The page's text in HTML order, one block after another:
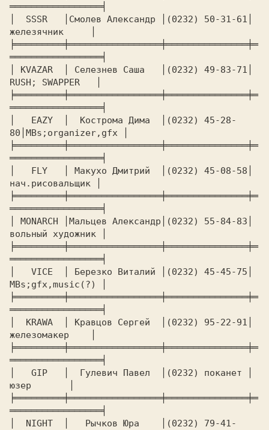
═════════════════╡
│  SSSR   │Смолев Александр │(0232) 50-31-61│
железячник     │
╞═════════╪═════════════════╪═══════════════╪═
═════════════════╡
│ KVAZAR  │ Селезнев Саша   │(0232) 49-83-71│
RUSH; SWAPPER   │
╞═════════╪═════════════════╪═══════════════╪═
═════════════════╡
│   EAZY  │  Кострома Дима  │(0232) 45-28-
80│MBs;organizer,gfx │
╞═════════╪═════════════════╪═══════════════╪═
═════════════════╡
│   FLY   │ Макухо Дмитрий  │(0232) 45-08-58│
нач.рисовальщик │
╞═════════╪═════════════════╪═══════════════╪═
═════════════════╡
│ MONARCH │Мальцев Александр│(0232) 55-84-83│
вольный художник │
╞═════════╪═════════════════╪═══════════════╪═
═════════════════╡
│   VICE  │ Березко Виталий │(0232) 45-45-75│
MBs;gfx,music(?) │
╞═════════╪═════════════════╪═══════════════╪═
═════════════════╡
│  KRAWA  │ Кравцoв Сергей  │(0232) 95-22-91│
железомакер    │
╞═════════╪═════════════════╪═══════════════╪═
═════════════════╡
│   GIP   │  Гулевич Павел  │(0232) поканет │
юзер       │
╞═════════╪═════════════════╪═══════════════╪═
═════════════════╡
│  NIGHT  │   Рычков Юра    │(0232) 79-41-